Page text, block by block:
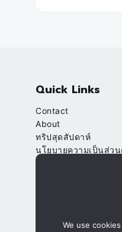
Quick Links
Contact
About
ทริปสุดสัปดาห์
นโยบายความเป็นส่ว
จองที่พัก.com
We use